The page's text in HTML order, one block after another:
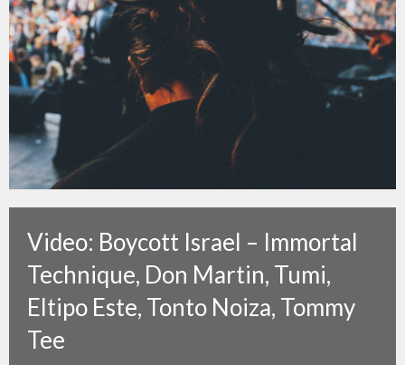
Video: Boycott Israel – Immortal
Technique, Don Martin, Tumi,
Eltipo Este, Tonto Noiza, Tommy
Tee